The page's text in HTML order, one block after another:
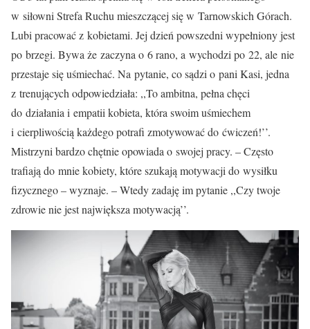
w siłowni Strefa Ruchu mieszczącej się w Tarnowskich Górach.
Lubi pracować z kobietami. Jej dzień powszedni wypełniony jest
po brzegi. Bywa że zaczyna o 6 rano, a wychodzi po 22, ale nie
przestaje się uśmiechać. Na pytanie, co sądzi o pani Kasi, jedna
z trenujących odpowiedziała: ,,To ambitna, pełna chęci
do działania i empatii kobieta, która swoim uśmiechem
i cierpliwością każdego potrafi zmotywować do ćwiczeń!’’.
Mistrzyni bardzo chętnie opowiada o swojej pracy. – Często
trafiają do mnie kobiety, które szukają motywacji do wysiłku
fizycznego – wyznaje. – Wtedy zadaję im pytanie ,,Czy twoje
zdrowie nie jest największa motywacją’’.